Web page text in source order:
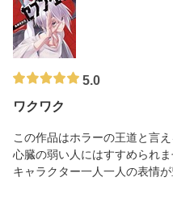
5.0
ワクワク
この作品はホラーの王道と言え
心臓の弱い人にはすすめられま
キャラクター一人一人の表情